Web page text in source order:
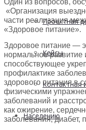
Проектная
Кейсы
Контактная
Населению
Один из вопросов,
«Организация
части реализация
«Здоровое питание».
Здоровое питание —
нормальное развитие
способствующее
профилактике
здорового питания в
физическими
заболеваний и
как ожирение,
заболевания, диабет,